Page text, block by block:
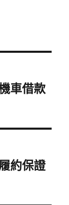
車借款
約保證